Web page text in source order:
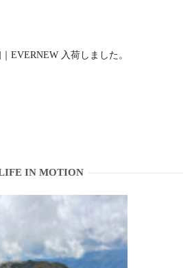
EVERNEW 入荷しました。
IN MOTION